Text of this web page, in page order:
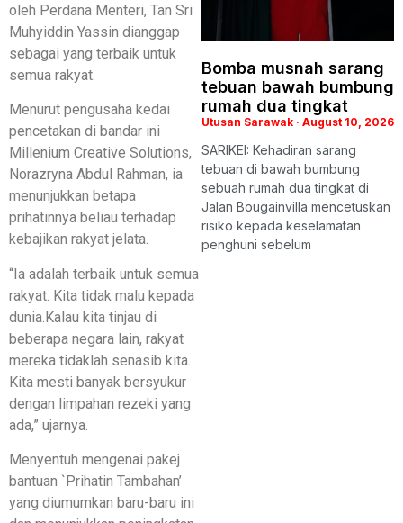
oleh Perdana Menteri, Tan Sri
Muhyiddin Yassin dianggap
sebagai yang terbaik untuk
semua rakyat.
Menurut pengusaha kedai
pencetakan di bandar ini
Millenium Creative Solutions,
Norazryna Abdul Rahman, ia
menunjukkan betapa
prihatinnya beliau terhadap
kebajikan rakyat jelata.
“Ia adalah terbaik untuk semua
rakyat. Kita tidak malu kepada
dunia.Kalau kita tinjau di
beberapa negara lain, rakyat
mereka tidaklah senasib kita.
Kita mesti banyak bersyukur
dengan limpahan rezeki yang
ada,” ujarnya.
Menyentuh mengenai pakej
bantuan `Prihatin Tambahan’
yang diumumkan baru-baru ini
Bomba musnah sarang
tebuan bawah bumbung
rumah dua tingkat
Utusan Sarawak August 10, 2026
SARIKEI: Kehadiran sarang
tebuan di bawah bumbung
sebuah rumah dua tingkat di
Jalan Bougainvilla mencetuskan
risiko kepada keselamatan
penghuni sebelum